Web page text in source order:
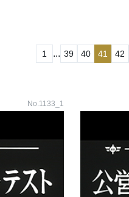
1 ... 39 40 41 42
No.1133_1